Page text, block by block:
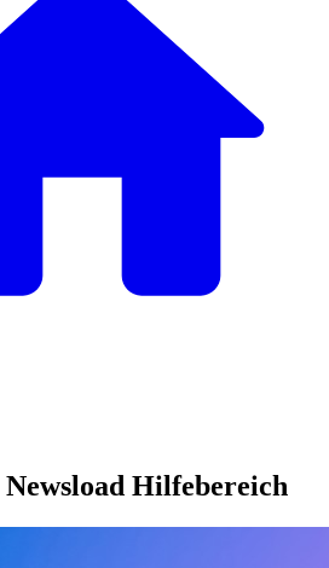
Hilfebereich